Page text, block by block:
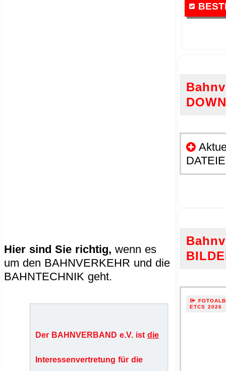
Hier sind Sie richtig, wenn es
um den BAHNVERKEHR und die
BAHNTECHNIK geht.
Der BAHNVERBAND e.V. ist die
Interessenvertretung für die
ETCS 2026